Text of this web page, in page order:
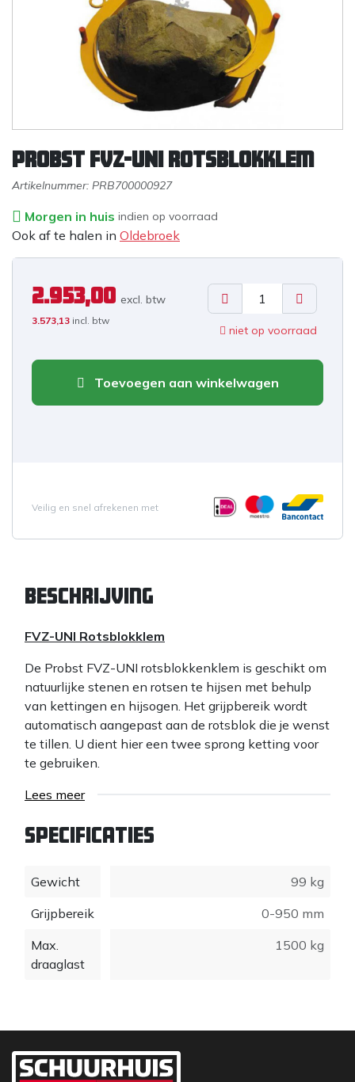
PROBST FVZ-UNI Rotsblokklem
Artikelnummer: PRB700000927
Morgen in huis indien op voorraad
Ook af te halen in Oldebroek
2.953,00 excl. btw
3.573,13 incl. btw
niet op voorraad
Toevoegen aan winkelwagen
Veilig en snel afrekenen met
Beschrijving
FVZ-UNI Rotsblokklem
De Probst FVZ-UNI rotsblokkenklem is geschikt om
natuurlijke stenen en rotsen te hijsen met behulp
van kettingen en hijsogen. Het grijpbereik wordt
automatisch aangepast aan de rotsblok die je wenst
te tillen. U dient hier een twee sprong ketting voor
te gebruiken.
Specificaties:
- Insteek hoogte: 200 mm
- Eigen gewicht: 245 kg
- Grijpbereik: 0-950 mm
Lees meer
Specificaties
Gewicht
99 kg
Grijpbereik
0-950 mm
Max.
draaglast
1500 kg